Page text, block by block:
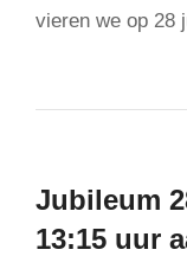
vieren we op 28
Jubileum
13:15 uur